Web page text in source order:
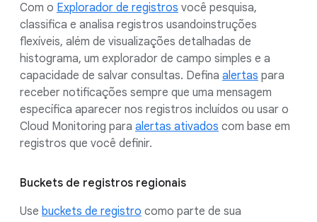
Com o Explorador de registros você pesquisa,
classifica e analisa registros usandoinstruções
flexíveis, além de visualizações detalhadas de
histograma, um explorador de campo simples e a
capacidade de salvar consultas. Defina alertas para
receber notificações sempre que uma mensagem
específica aparecer nos registros incluídos ou usar o
Cloud Monitoring para alertas ativados com base em
registros que você definir.
Buckets de registros regionais
Use buckets de registro como parte de sua